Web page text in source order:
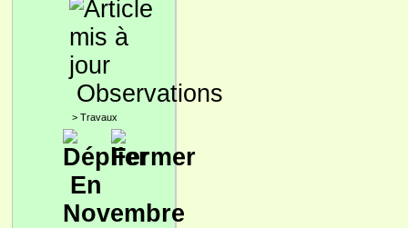
Observations
> Travaux
En
Novembre